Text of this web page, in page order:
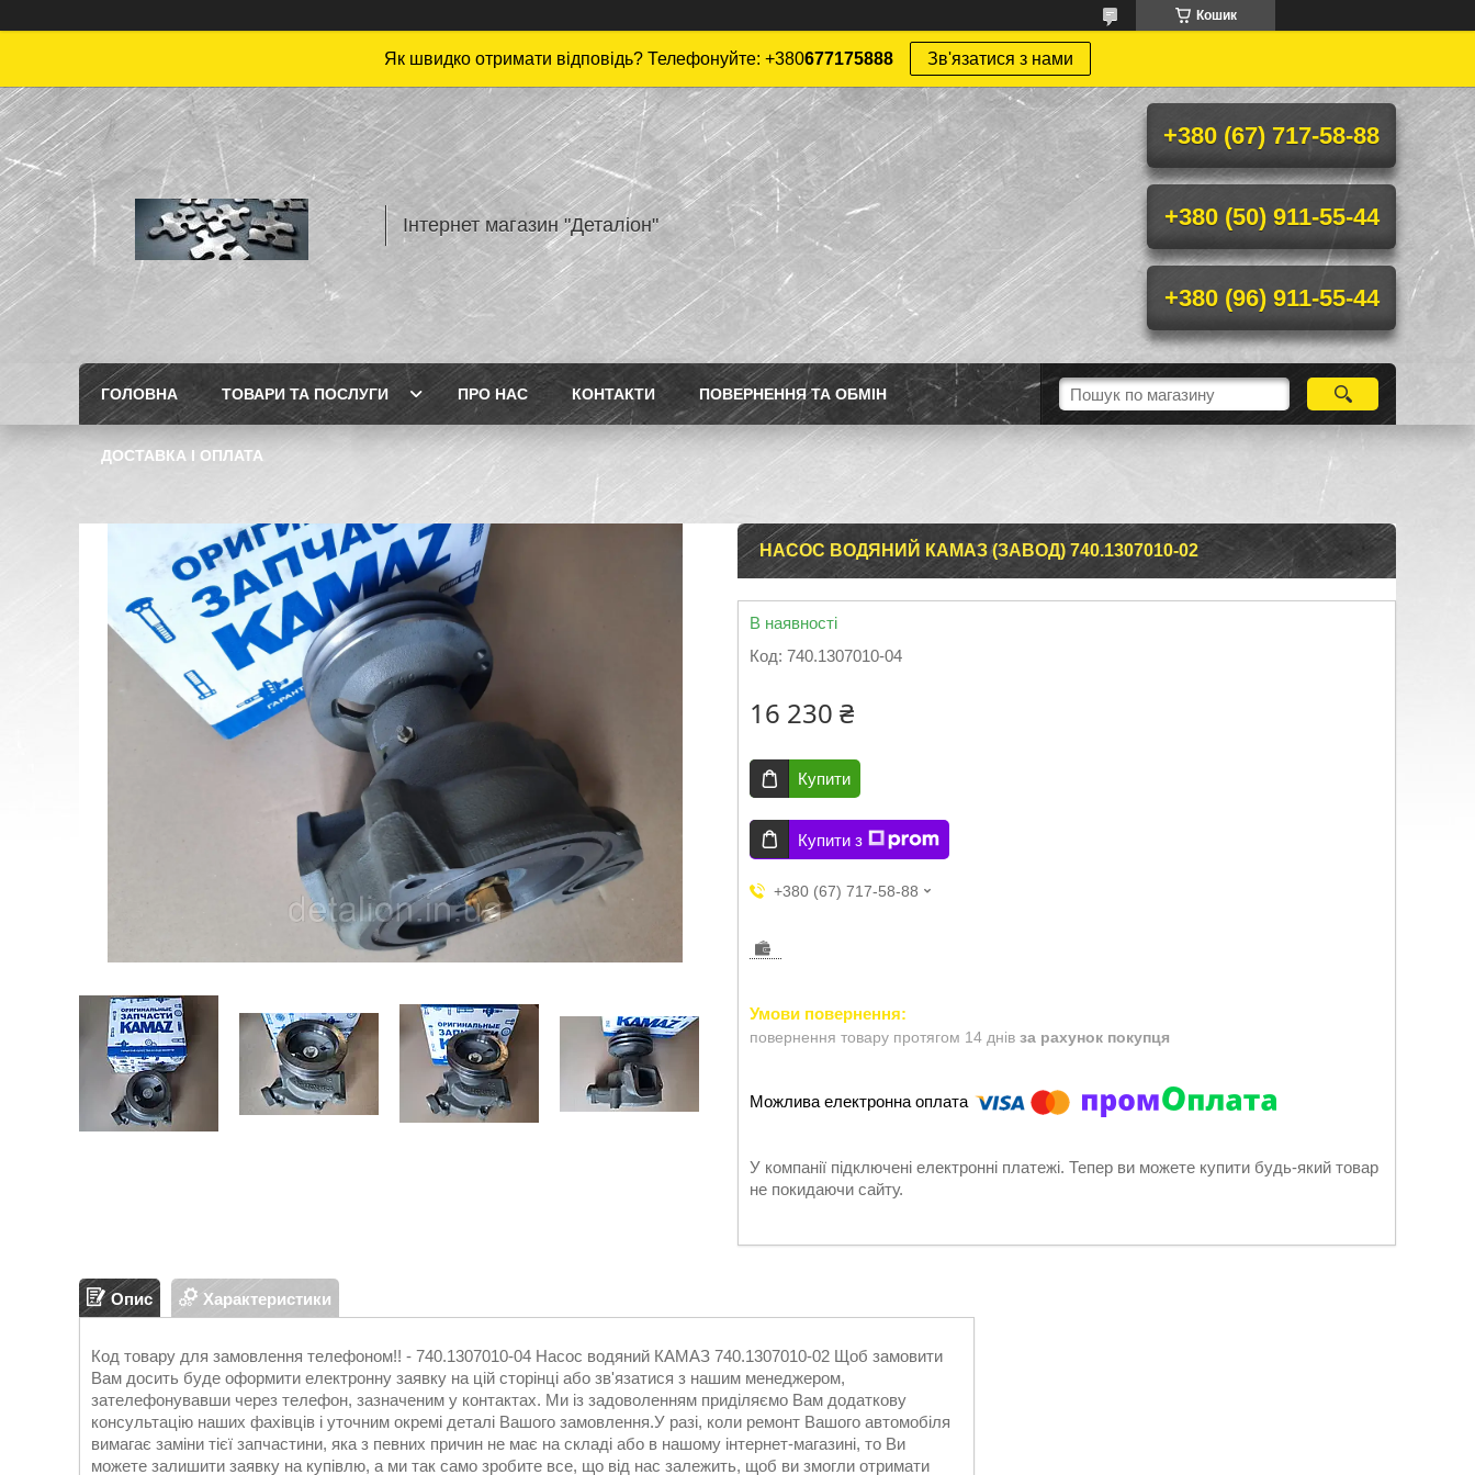
Кошик
Як швидко отримати відповідь? Телефонуйте: +380677175888 Зв'язатися з нами
Інтернет магазин "Деталіон"
+380 (67) 717-58-88
+380 (50) 911-55-44
+380 (96) 911-55-44
ГОЛОВНА ТОВАРИ ТА ПОСЛУГИ ПРО НАС КОНТАКТИ ПОВЕРНЕННЯ ТА ОБМІН
ДОСТАВКА І ОПЛАТА
НАСОС ВОДЯНИЙ КАМАЗ (ЗАВОД) 740.1307010-02
В наявності
Код: 740.1307010-04
16 230 ₴
Купити
Купити з
+380 (67) 717-58-88
повернення товару протягом 14 днів за рахунок покупця
У компанії підключені електронні платежі. Тепер ви можете купити будь-який товар
не покидаючи сайту.
Опис Характеристики
Код товару для замовлення телефоном!! - 740.1307010-04 Насос водяний КАМАЗ 740.1307010-02 Щоб замовити
Вам досить буде оформити електронну заявку на цій сторінці або зв'язатися з нашим менеджером,
зателефонувавши через телефон, зазначеним у контактах. Ми із задоволенням приділяємо Вам додаткову
консультацію наших фахівців і уточним окремі деталі Вашого замовлення.У разі, коли ремонт Вашого автомобіля
вимагає заміни тієї запчастини, яка з певних причин не має на складі або в нашому інтернет-магазині, то Ви
можете залишити заявку на купівлю, а ми так само зробите все, що від нас залежить, щоб ви змогли отримати